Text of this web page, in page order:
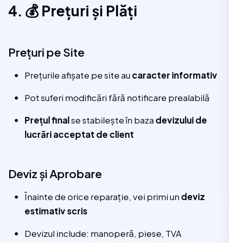
4. 💰 Prețuri și Plăți
Prețuri pe Site
Prețurile afișate pe site au caracter informativ
Pot suferi modificări fără notificare prealabilă
Prețul finalse stabilește în baza devizului de
lucrări acceptat de client
Deviz și Aprobare
Înainte de orice reparație, vei primi un deviz
estimativ scris
Devizul include: manoperă, piese, TVA